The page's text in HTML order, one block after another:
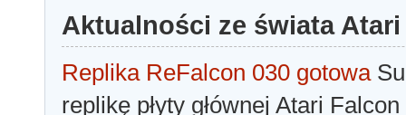
Aktualności ze świata Atari
Replika ReFalcon 030 gotowa
replikę płyty głównej Atari